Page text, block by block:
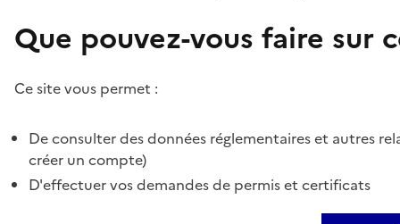
Que pouvez-vous faire sur
Ce site vous permet :
De consulter des données réglementaires et autres
créer un compte)
D'effectuer vos demandes de permis et certificats